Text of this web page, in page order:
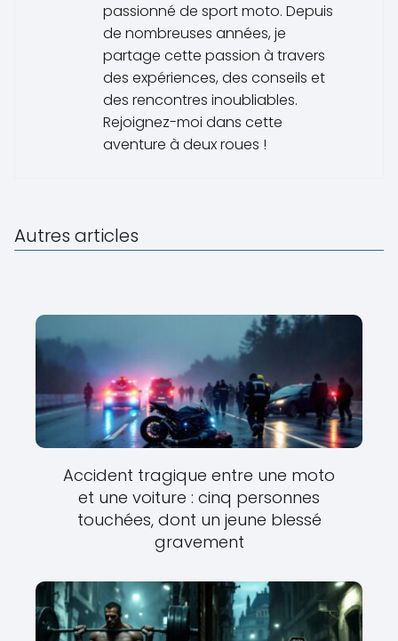
passionné de sport moto. Depuis
de nombreuses années, je
partage cette passion à travers
des expériences, des conseils et
des rencontres inoubliables.
Rejoignez-moi dans cette
aventure à deux roues !
Autres articles
Accident tragique entre une moto
et une voiture : cinq personnes
touchées, dont un jeune blessé
gravement